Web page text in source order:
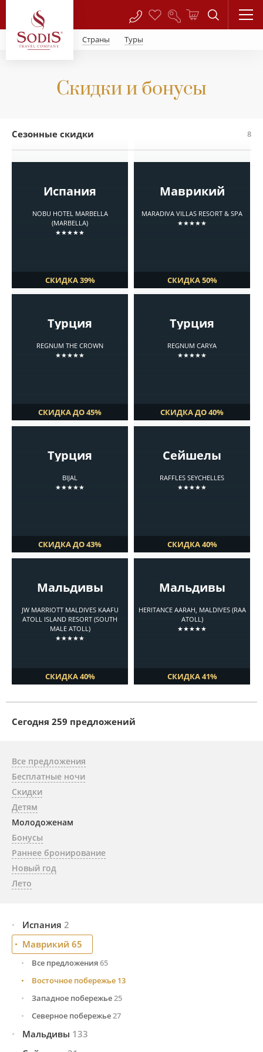
Страны Туры
Скидки и бонусы
Сезонные скидки 8
Испания
NOBU HOTEL MARBELLA
(MARBELLA)
★★★★★
СКИДКА 39%
Маврикий
MARADIVA VILLAS RESORT & SPA
★★★★★
СКИДКА 50%
Турция
REGNUM THE CROWN
★★★★★
СКИДКА ДО 45%
Турция
REGNUM CARYA
★★★★★
СКИДКА ДО 40%
Турция
BIJAL
★★★★★
СКИДКА ДО 43%
Сейшелы
RAFFLES SEYCHELLES
★★★★★
СКИДКА 40%
Мальдивы
JW MARRIOTT MALDIVES KAAFU
ATOLL ISLAND RESORT (SOUTH
MALE ATOLL)
★★★★★
СКИДКА 40%
Мальдивы
HERITANCE AARAH, MALDIVES (RAA
ATOLL)
★★★★★
СКИДКА 41%
Cегодня 259 предложений
Все предложения
Бесплатные ночи
Скидки
Детям
Молодоженам
Бонусы
Раннее бронирование
Новый год
Лето
Испания 2
Тенерифе (Канарские о-ва)
Маврикий 65
Все предложения65
Восточное побережье 13
Западное побережье25
Северное побережье27
Мальдивы 133